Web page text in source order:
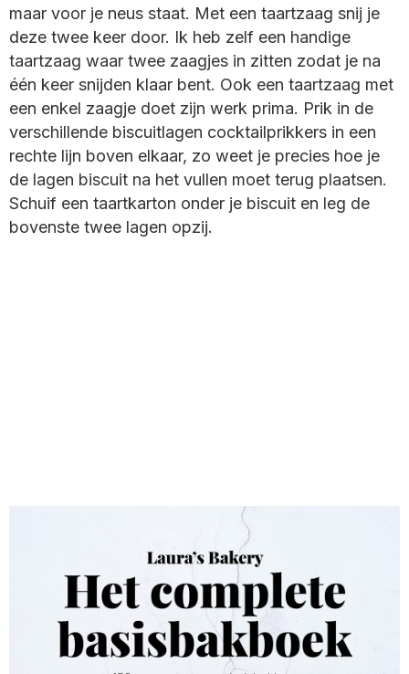
maar voor je neus staat. Met een taartzaag snij je
deze twee keer door. Ik heb zelf een handige
taartzaag waar twee zaagjes in zitten zodat je na
één keer snijden klaar bent. Ook een taartzaag met
een enkel zaagje doet zijn werk prima. Prik in de
verschillende biscuitlagen cocktailprikkers in een
rechte lijn boven elkaar, zo weet je precies hoe je
de lagen biscuit na het vullen moet terug plaatsen.
Schuif een taartkarton onder je biscuit en leg de
bovenste twee lagen opzij.